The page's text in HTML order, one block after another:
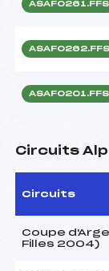
ASAF0261.FFS
ASAF0262.FFS
ASAF0201.FFS
Circuits
Circuits
Coupe
Filles 2004)